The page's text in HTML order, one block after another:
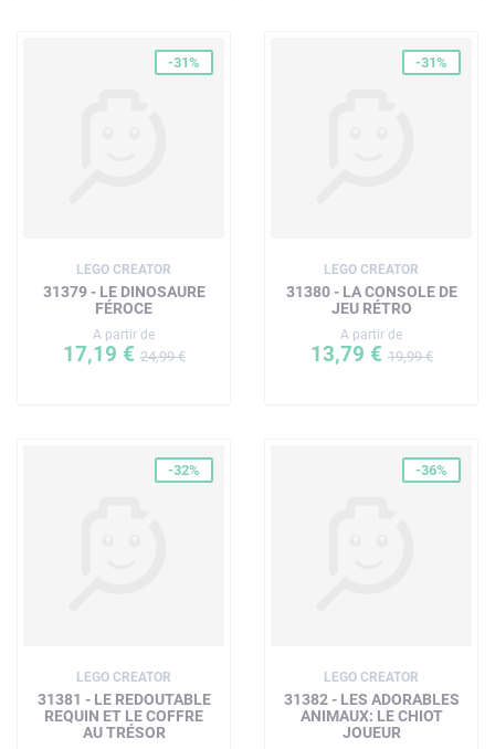
-31%
LEGO CREATOR
31379 - LE DINOSAURE
FÉROCE
A partir de
17,19 €24,99 €
-31%
LEGO CREATOR
31380 - LA CONSOLE DE
JEU RÉTRO
A partir de
13,79 €19,99 €
-32%
LEGO CREATOR
31381 - LE REDOUTABLE
REQUIN ET LE COFFRE
AU TRÉSOR
-36%
LEGO CREATOR
31382 - LES ADORABLES
ANIMAUX: LE CHIOT
JOUEUR